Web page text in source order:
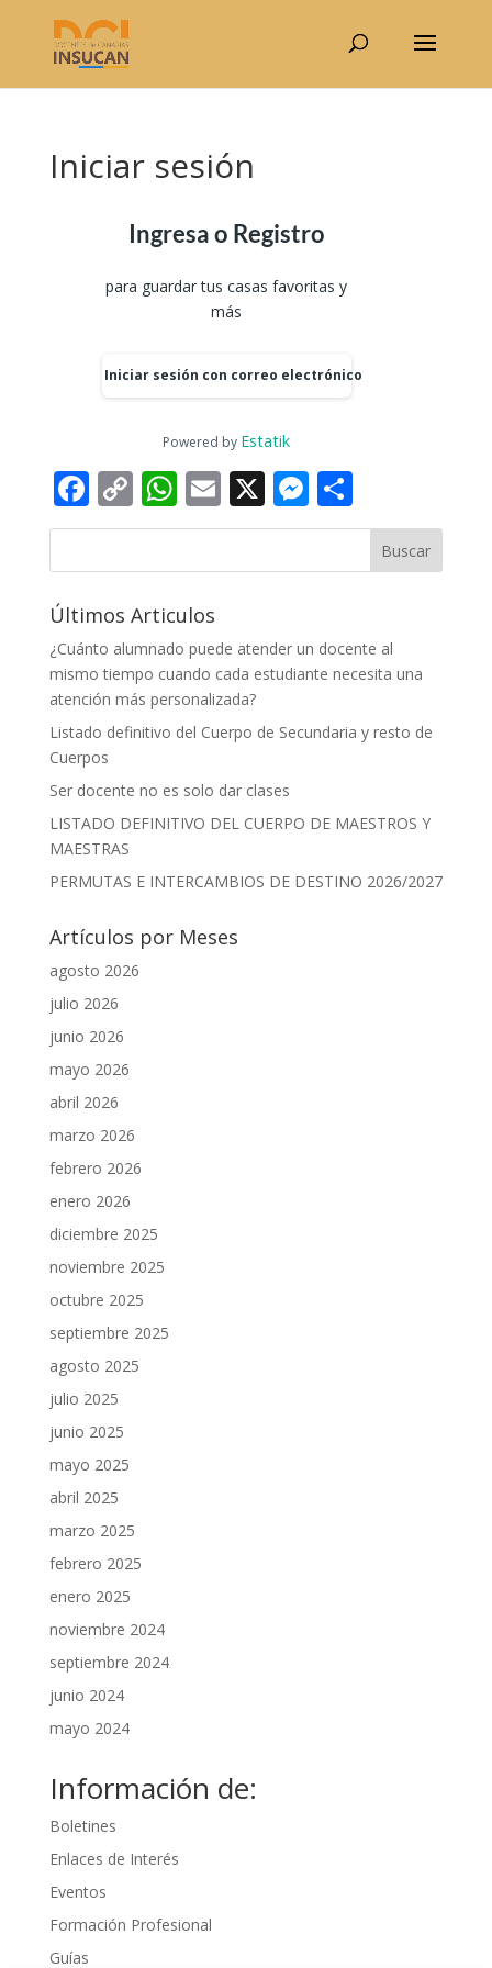
Iniciar sesión
Ingresa o Registro
para guardar tus casas favoritas y
más
Iniciar sesión con correo electrónico
Powered by Estatik
Facebook
Copy
Link
WhatsApp
Email
X Messenger
Buscar
Últimos Articulos
¿Cuánto alumnado puede atender un docente al
mismo tiempo cuando cada estudiante necesita una
atención más personalizada?
Listado definitivo del Cuerpo de Secundaria y resto de
Cuerpos
Ser docente no es solo dar clases
LISTADO DEFINITIVO DEL CUERPO DE MAESTROS Y
MAESTRAS
PERMUTAS E INTERCAMBIOS DE DESTINO 2026/2027
Artículos por Meses
agosto 2026
julio 2026
junio 2026
mayo 2026
abril 2026
marzo 2026
febrero 2026
enero 2026
diciembre 2025
noviembre 2025
octubre 2025
septiembre 2025
agosto 2025
julio 2025
junio 2025
mayo 2025
abril 2025
marzo 2025
febrero 2025
enero 2025
noviembre 2024
septiembre 2024
junio 2024
mayo 2024
Información de:
Boletines
Enlaces de Interés
Eventos
Formación Profesional
Guías